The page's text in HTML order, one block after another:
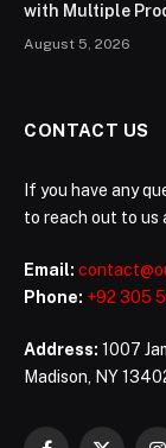
with Multiple
August 5, 2026
CONTACT US
If you have any
to reach out to us
Email:
Phone: +92 305
Address: 1007
Madison, NY